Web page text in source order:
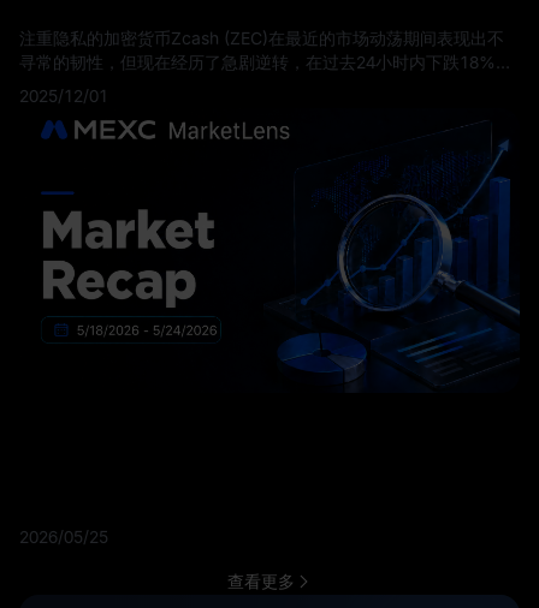
注重隐私的加密货币Zcash (ZEC)在最近的市场动荡期间表现出不
寻常的韧性，但现在经历了急剧逆转，在过去24小时内下跌18%。
该代币现在在过去一周内损失了超过三分之一的价值，标志着在数
周相对强势后的重大崩溃。
2025/12/01
2026/05/25
查看更多